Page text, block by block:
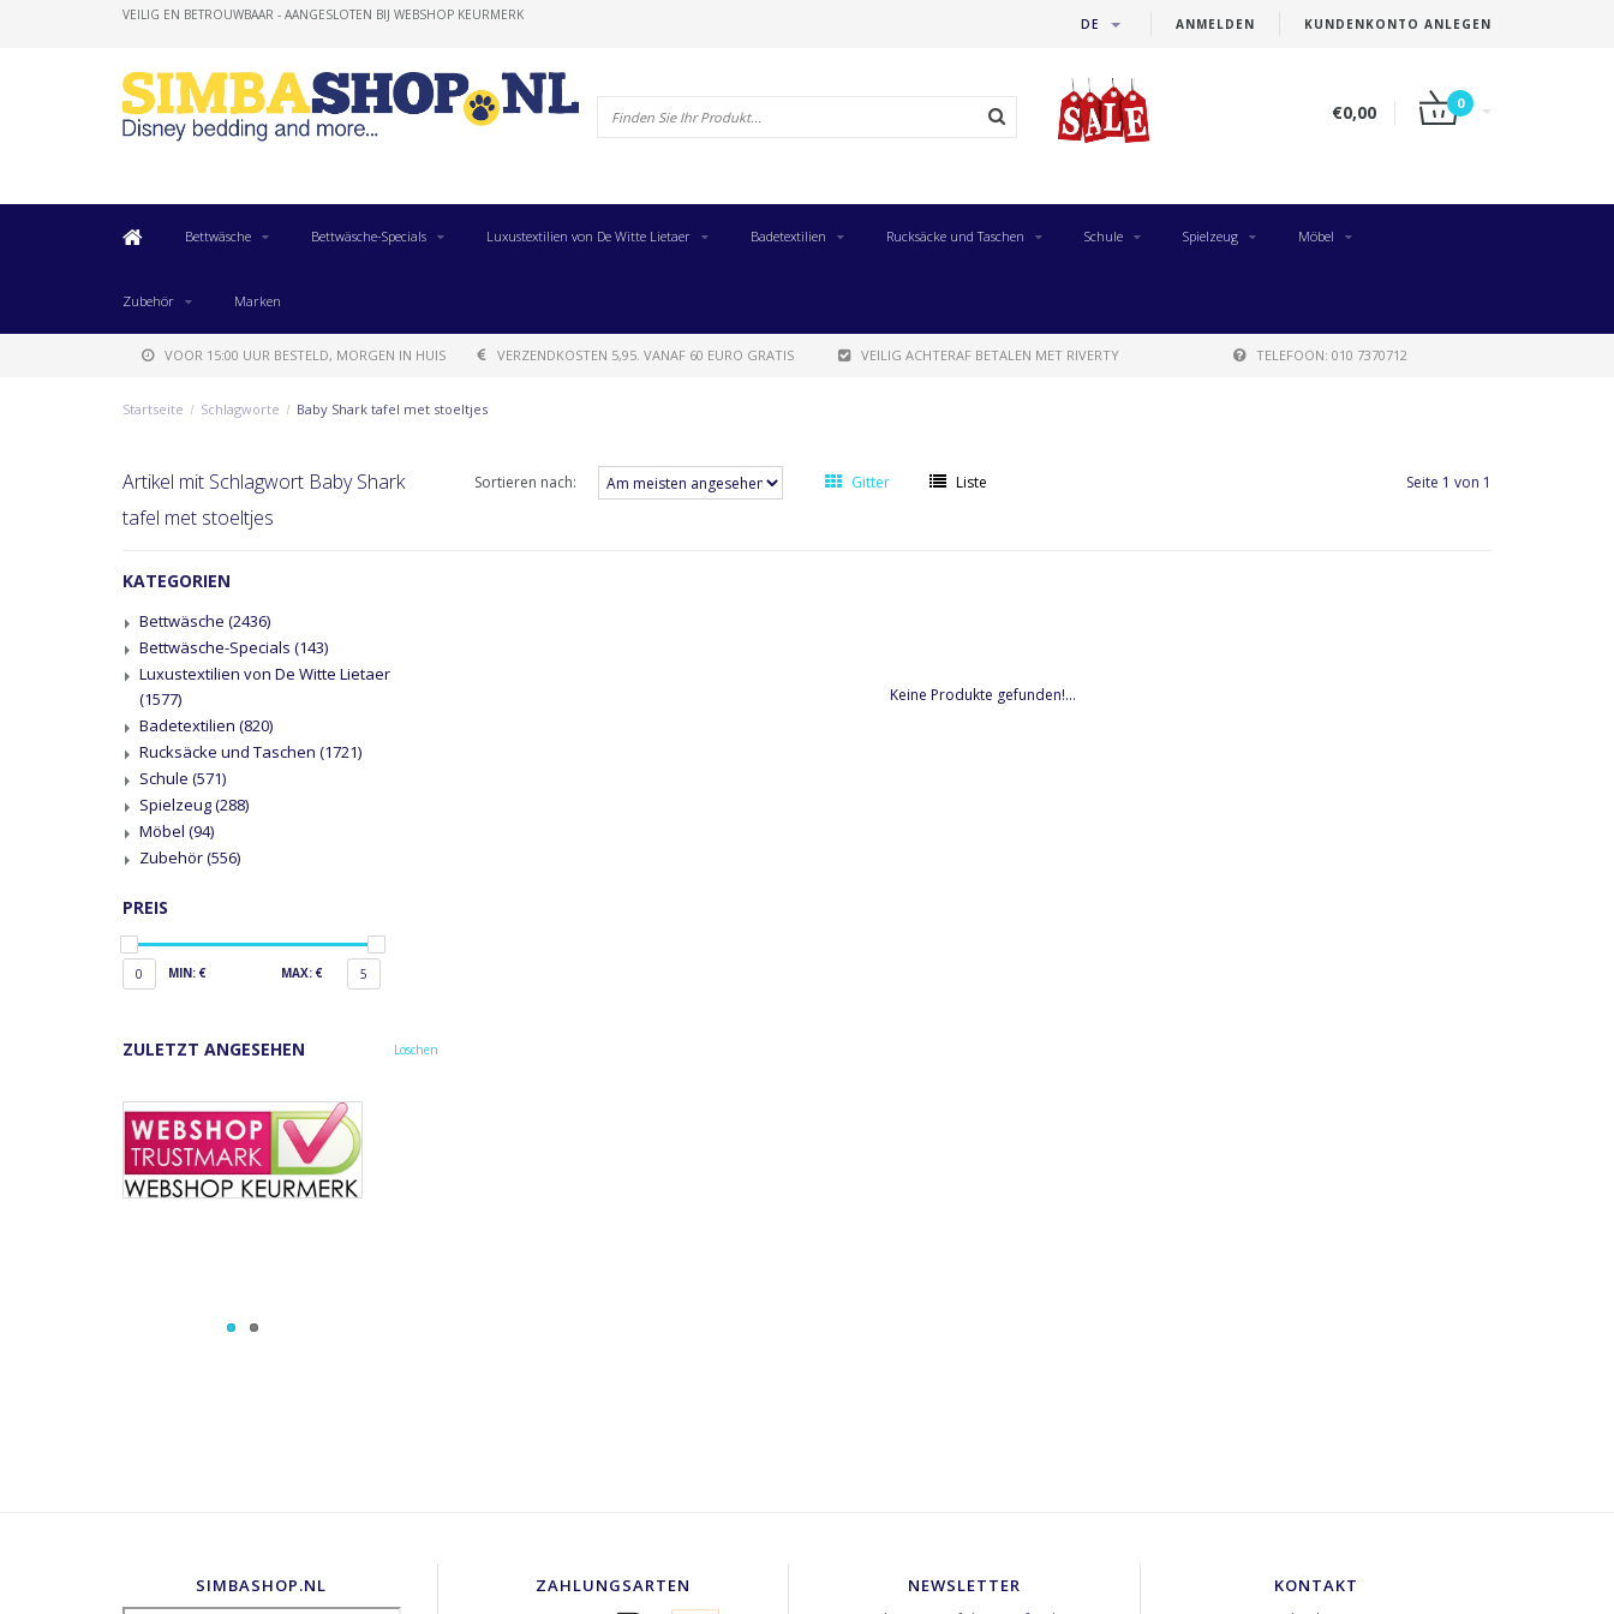
ANMELDEN KUNDENKONTO ANLEGEN
DE
VEILIG EN BETROUWBAAR - AANGESLOTEN BIJ WEBSHOP KEURMERK
€0,00 0
Bettwäsche Bettwäsche-Specials Luxustextilien von De Witte Lietaer Badetextilien Rucksäcke und Taschen Schule Spielzeug Möbel
Zubehör Marken
VOOR 15:00 UUR BESTELD, MORGEN IN HUIS VERZENDKOSTEN 5,95. VANAF 60 EURO GRATIS VEILIG ACHTERAF BETALEN MET RIVERTY TELEFOON: 010 7370712
Startseite / Schlagworte / Baby Shark tafel met stoeltjes
Artikel mit Schlagwort Baby Shark
tafel met stoeltjes
Sortieren nach: Gitter Liste Seite 1 von 1
KATEGORIEN
Bettwäsche (2436)
Bettwäsche-Specials (143)
Luxustextilien von De Witte Lietaer
(1577)
Badetextilien (820)
Rucksäcke und Taschen (1721)
Schule (571)
Spielzeug(288)
Möbel (94)
Zubehör(556)
PREIS
0 MIN: € MAX: € 5
ZULETZT ANGESEHEN Löschen
Keine Produkte gefunden!...
SIMBASHOP.NL ZAHLUNGSARTEN NEWSLETTER KONTAKT